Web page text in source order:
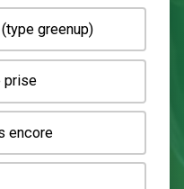
triphasé (22kW)
monophasé (7kW)
(type greenup)